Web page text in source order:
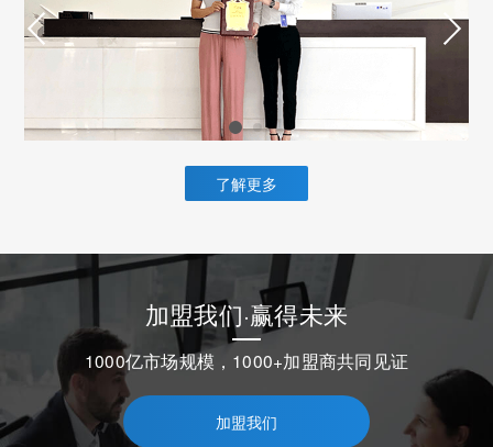
了解更多
加盟我们·赢得未来
1000亿市场规模，1000+加盟商共同见证
加盟我们